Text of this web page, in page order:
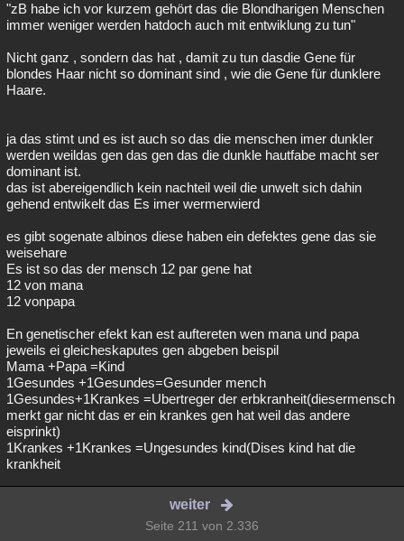
"zB habe ich vor kurzem gehört das die Blondharigen Menschen
immer weniger werden hatdoch auch mit entwiklung zu tun"
Nicht ganz , sondern das hat , damit zu tun dasdie Gene für
blondes Haar nicht so dominant sind , wie die Gene für dunklere
Haare.
ja das stimt und es ist auch so das die menschen imer dunkler
werden weildas gen das gen das die dunkle hautfabe macht ser
dominant ist.
das ist abereigendlich kein nachteil weil die unwelt sich dahin
gehend entwikelt das Es imer wermerwierd
es gibt sogenate albinos diese haben ein defektes gene das sie
weisehare
Es ist so das der mensch 12 par gene hat
12 von mana
12 vonpapa
En genetischer efekt kan est auftereten wen mana und papa
jeweils ei gleicheskaputes gen abgeben beispil
Mama +Papa =Kind
1Gesundes +1Gesundes=Gesunder mench
1Gesundes+1Krankes =Ubertreger der erbkranheit(diesermensch
merkt gar nicht das er ein krankes gen hat weil das andere
eisprinkt)
1Krankes +1Krankes =Ungesundes kind(Dises kind hat die
krankheit
weiter
Seite 211 von 2.336